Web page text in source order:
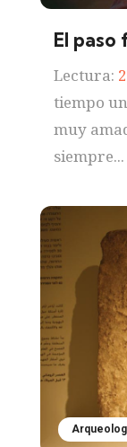
El paso
Lectura:
tiempo
muy
siempre...